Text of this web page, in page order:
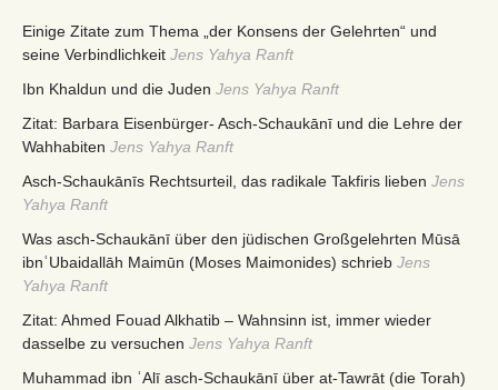
Einige Zitate zum Thema „der Konsens der Gelehrten“ und
seine Verbindlichkeit Jens Yahya Ranft
Ibn Khaldun und die Juden Jens Yahya Ranft
Zitat: Barbara Eisenbürger- Asch-Schaukānī und die Lehre der
Wahhabiten Jens Yahya Ranft
Asch-Schaukānīs Rechtsurteil, das radikale Takfiris lieben Jens
Yahya Ranft
Was asch-Schaukānī über den jüdischen Großgelehrten Mūsā
ibnʿUbaidallāh Maimūn (Moses Maimonides) schrieb Jens
Yahya Ranft
Zitat: Ahmed Fouad Alkhatib – Wahnsinn ist, immer wieder
dasselbe zu versuchen Jens Yahya Ranft
Muhammad ibn ʿAlī asch-Schaukānī über at-Tawrāt (die Torah)